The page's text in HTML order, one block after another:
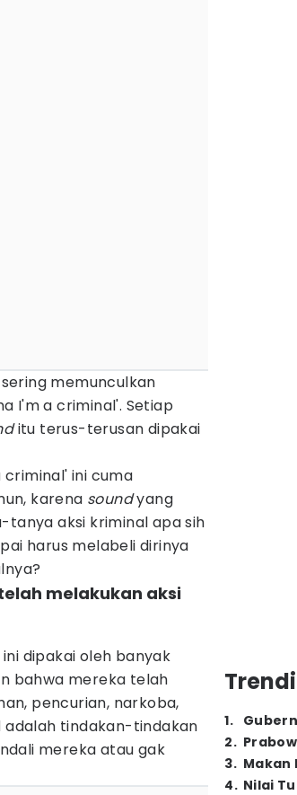
memunculkan
I'm a criminal'. Setiap
itu terus-terusan dipakai
ini cuma
karena soundyang
aksi kriminal apa sih
harus melabeli dirinya
melakukan aksi
dipakai oleh banyak
bahwa mereka telah
pencurian, narkoba,
adalah tindakan-tindakan
mereka atau gak
1.
2.
3. Makan
4. Nilai